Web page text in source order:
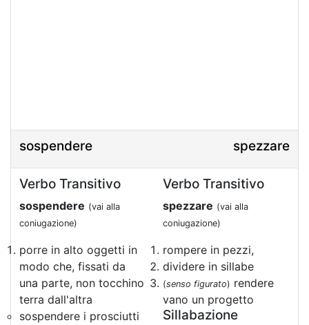
sospendere spezzare
Verbo Transitivo
sospendere (vai alla
coniugazione)
porre in alto oggetti in
modo che, fissati da
una parte, non tocchino
terra dall'altra
sospendere i prosciutti
Verbo Transitivo
spezzare (vai alla
coniugazione)
rompere in pezzi,
dividere in sillabe
(senso figurato) rendere
vano un progetto
Sillabazione